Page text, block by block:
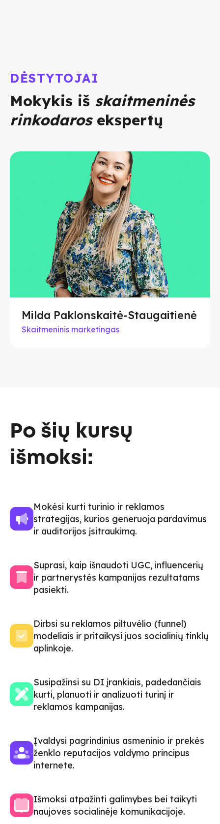
DĖSTYTOJAI
Mokykis iš skaitmeninės
rinkodarosekspertų
Milda Paklonskaitė-Staugaitienė
Skaitmeninis marketingas
Po šių kursų
išmoksi:
Mokėsi kurti turinio ir reklamos
strategijas, kurios generuoja pardavimus
ir auditorijos įsitraukimą.
Suprasi, kaip išnaudoti UGC, influencerių
ir partnerystės kampanijas rezultatams
pasiekti.
Dirbsi su reklamos piltuvėlio (funnel)
modeliais ir pritaikysi juos socialinių tinklų
aplinkoje.
Susipažinsi su DI įrankiais, padedančiais
kurti, planuoti ir analizuoti turinį ir
reklamos kampanijas.
Įvaldysi pagrindinius asmeninio ir prekės
ženklo reputacijos valdymo principus
internete.
Išmoksi atpažinti galimybes bei taikyti
naujoves socialinėje komunikacijoje.